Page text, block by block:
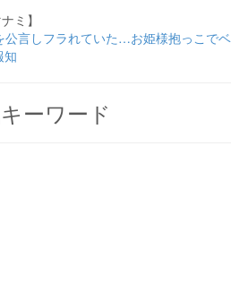
ミ】
公言しフラれていた…お姫様抱っこでベ
知
ーワード